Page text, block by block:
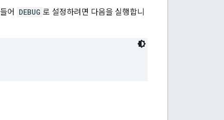
어 DEBUG 로 설정하려면 다음을 실행합니